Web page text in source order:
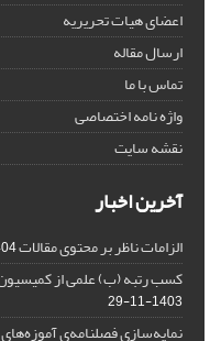
اعضای هیات تحریریه
ارسال مقاله
تماس با ما
واژه نامه اختصاصی
نقشه سایت
آخرین اخبار
الزامات ناظر بر محتوی مقالات25
کسب رتبه (ب) علمی از
1403-11-29
نمایه‌سازی فصلنامه‌ی